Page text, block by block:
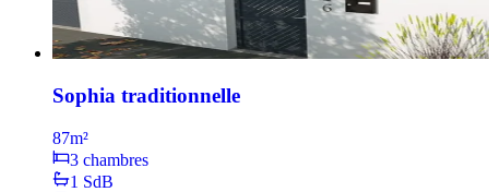
Sophia traditionnelle
87m²
3 chambres
1 SdB